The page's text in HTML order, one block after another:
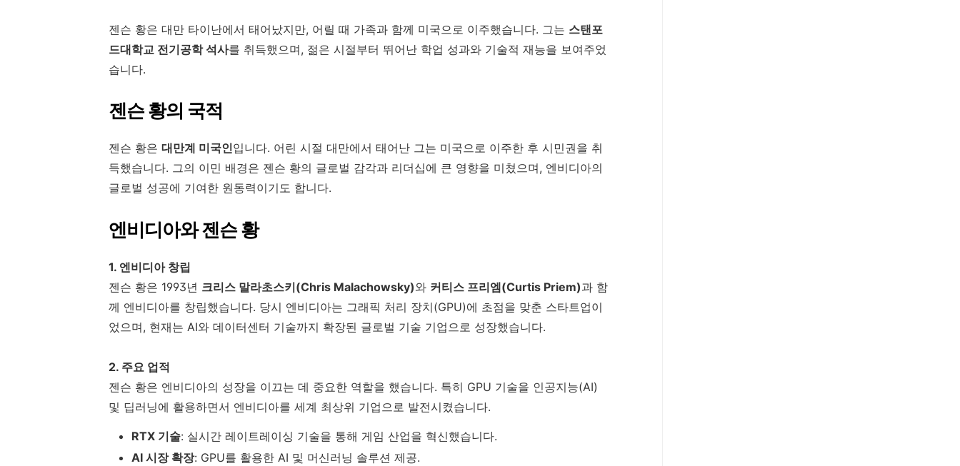
젠슨 황은 대만 타이난에서 태어났지만, 어릴 때 가족과 함께 미국으로 이주했습니다. 그는 스탠포
드대학교 전기공학 석사를 취득했으며, 젊은 시절부터 뛰어난 학업 성과와 기술적 재능을 보여주었
습니다.
젠슨 황의 국적
젠슨 황은 대만계 미국인입니다. 어린 시절 대만에서 태어난 그는 미국으로 이주한 후 시민권을 취
득했습니다. 그의 이민 배경은 젠슨 황의 글로벌 감각과 리더십에 큰 영향을 미쳤으며, 엔비디아의
글로벌 성공에 기여한 원동력이기도 합니다.
엔비디아와 젠슨 황
1. 엔비디아 창립
젠슨 황은 1993년 크리스 말라초스키(Chris Malachowsky)와 커티스 프리엠(Curtis Priem)과 함
께 엔비디아를 창립했습니다. 당시 엔비디아는 그래픽 처리 장치(GPU)에 초점을 맞춘 스타트업이
었으며, 현재는 AI와 데이터센터 기술까지 확장된 글로벌 기술 기업으로 성장했습니다.
2. 주요 업적
젠슨 황은 엔비디아의 성장을 이끄는 데 중요한 역할을 했습니다. 특히 GPU 기술을 인공지능(AI)
및 딥러닝에 활용하면서 엔비디아를 세계 최상위 기업으로 발전시켰습니다.
RTX 기술: 실시간 레이트레이싱 기술을 통해 게임 산업을 혁신했습니다.
AI 시장 확장: GPU를 활용한 AI 및 머신러닝 솔루션 제공.